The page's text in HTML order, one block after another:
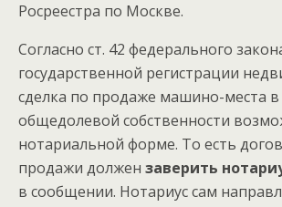
Росреестра по Москве.
Согласно ст. 42 федерального
государственной регистрации
сделка по продаже машино-места в
общедолевой собственности
нотариальной форме. То есть
продажи должен заверить
в сообщении. Нотариус сам